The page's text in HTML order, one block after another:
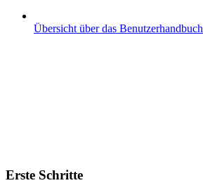
Übersicht über das Benutzerhandbuch
Erste Schritte